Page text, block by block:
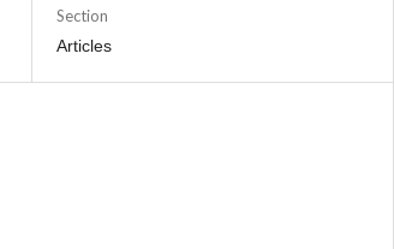
Section
Articles